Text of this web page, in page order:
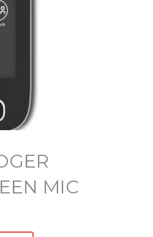
MIC